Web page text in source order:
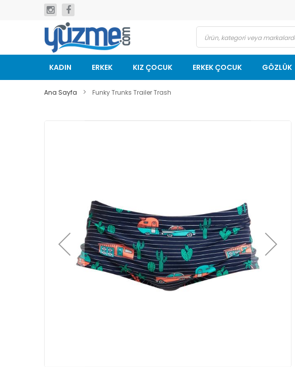
geç
KADIN ERKEK KIZ ÇOCUK ERKEK ÇOCUK GÖZLÜK
Ana Sayfa Funky Trunks Trailer Trash